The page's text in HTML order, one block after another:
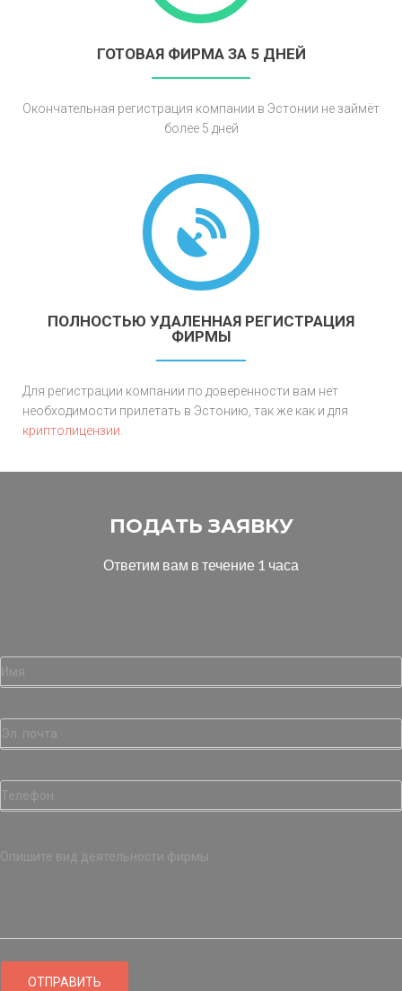
ГОТОВАЯ ФИРМА ЗА 5 ДНЕЙ
Окончательная регистрация компании в Эстонии не займёт
более 5 дней
ПОЛНОСТЬЮ УДАЛЕННАЯ РЕГИСТРАЦИЯ
ФИРМЫ
Для регистрации компании по доверенности вам нет
необходимости прилетать в Эстонию, так же как и для
криптолицензии
ПОДАТЬ ЗАЯВКУ
Ответим вам в течение 1 часа
ОТПРАВИТЬ